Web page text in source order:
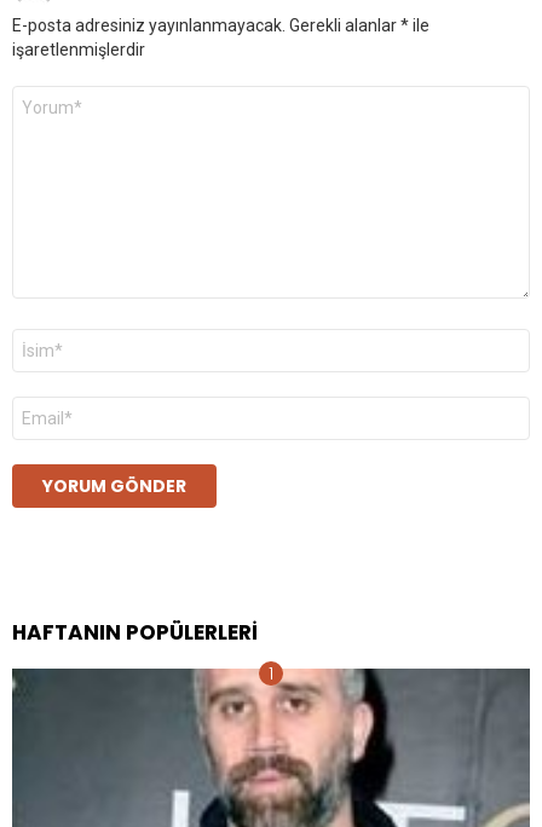
E-posta adresiniz yayınlanmayacak. Gerekli alanlar*ile
işaretlenmişlerdir
Yorum
Ad
E-
posta
*
HAFTANIN POPÜLERLERI